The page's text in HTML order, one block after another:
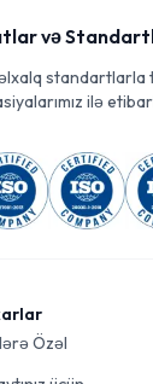
və
standartlarla
ilə
Özəl